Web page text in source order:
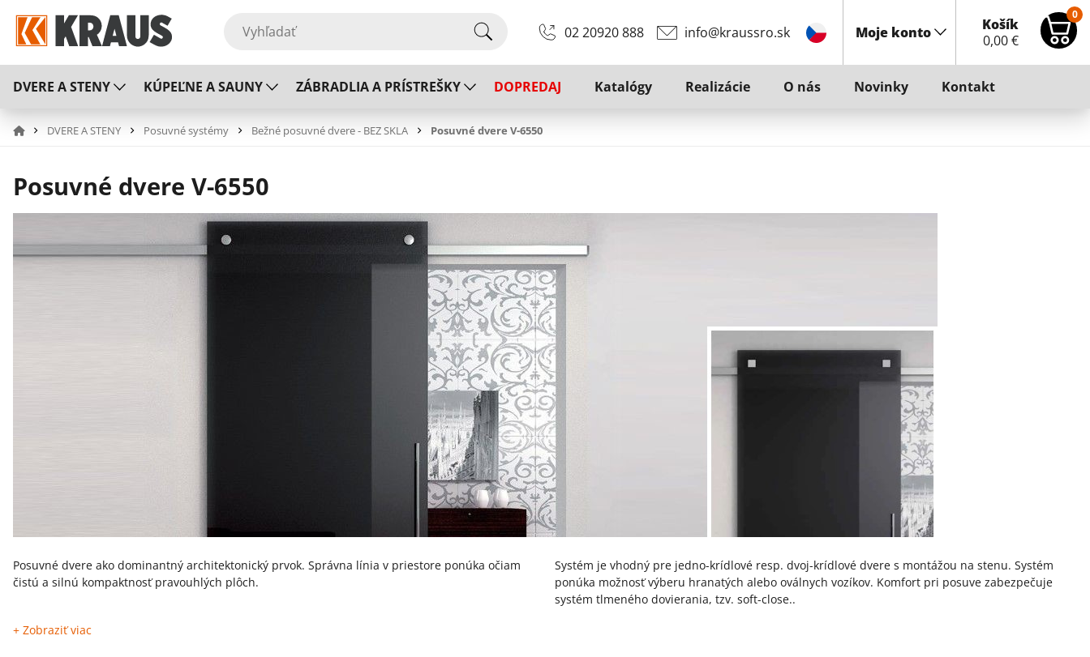
02 20920 888 info@kraussro.sk Moje konto
Košík
0,00€
0
DVERE A STENY KÚPEĽNE A SAUNY ZÁBRADLIA A PRÍSTREŠKY DOPREDAJ Katalógy Realizácie O nás Novinky Kontakt
DVERE A STENY Posuvné systémy Bežné posuvné dvere - BEZ SKLA Posuvné dvere V-6550
Posuvné dvere V-6550
Posuvné dvere ako dominantný architektonický prvok. Správna línia v priestore ponúka očiam
čistú a silnú kompaktnosť pravouhlých plôch.
Systém je vhodný pre jedno-krídlové resp. dvoj-krídlové dvere s montážou na stenu. Systém
ponúka možnosť výberu hranatých alebo oválnych vozíkov. Komfort pri posuve zabezpečuje
systém tlmeného dovierania, tzv. soft-close..
+ Zobraziť viac